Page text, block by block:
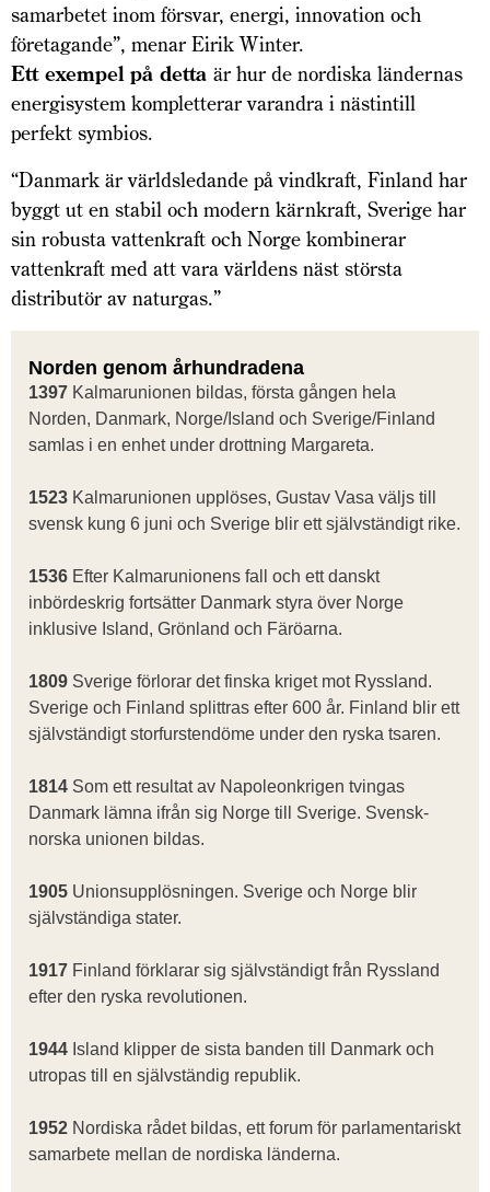
samarbetet inom försvar, energi, innovation och
företagande”, menar Eirik Winter.
Ett exempel på detta är hur de nordiska ländernas
energisystem kompletterar varandra i nästintill
perfekt symbios.
“Danmark är världsledande på vindkraft, Finland har
byggt ut en stabil och modern kärnkraft, Sverige har
sin robusta vattenkraft och Norge kombinerar
vattenkraft med att vara världens näst största
distributör av naturgas.”
Norden genom århundradena
1397 Kalmarunionen bildas, första gången hela
Norden, Danmark, Norge/Island och Sverige/Finland
samlas i en enhet under drottning Margareta.
1523 Kalmarunionen upplöses, Gustav Vasa väljs till
svensk kung 6 juni och Sverige blir ett självständigt rike.
1536 Efter Kalmarunionens fall och ett danskt
inbördeskrig fortsätter Danmark styra över Norge
inklusive Island, Grönland och Färöarna.
1809 Sverige förlorar det finska kriget mot Ryssland.
Sverige och Finland splittras efter 600 år. Finland blir ett
självständigt storfurs­ten­döme under den ryska tsaren.
1814 Som ett resultat av Napoleonkrigen tvingas
Danmark lämna ifrån sig Norge till Sverige. Svensk-
norska unionen bildas.
1905 Unionsupp­lösningen. Sverige och Norge blir
självständiga stater.
1917 Finland förklarar sig självständigt från Ryssland
efter den ryska revolutionen.
1944 Island klipper de sista banden till Danmark och
utropas till en självständig republik.
1952 Nordiska rådet bildas, ett forum för parlamentariskt
samarbete mellan de nordiska länderna.